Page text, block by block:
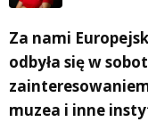
Za nami
odbyła się w
muzea i inne